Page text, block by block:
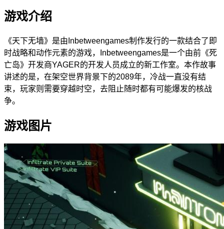
游戏介绍
《天下无墙》是由Inbetweengames制作发行的一款结合了即
时战略和动作元素的游戏，Inbetweengames是一个由前《死
亡岛》开发商YAGER的开发人员成立的新工作室。本作故事
讲述的是，在架空世界背景下的2089年，冷战一直没有结
束，玩家则需要穿越时空，去阻止随时都有可能爆发的核战
争。
游戏图片